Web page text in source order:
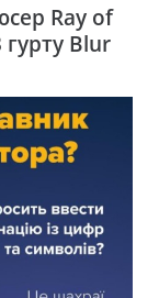
Ray of
Blur